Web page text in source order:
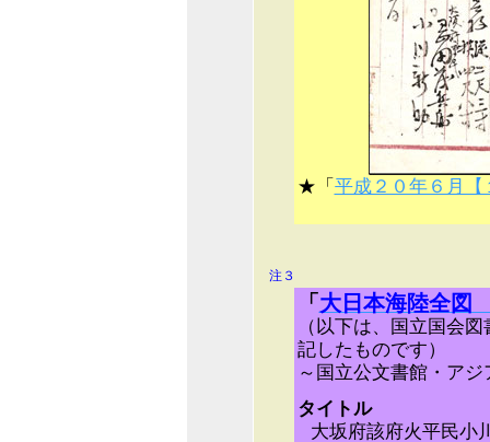
★「 平成２０年６月【
注３
「 大日本海陸全図
（以下は、国立国会
記したものです）
～国立公文書館・ア
タイトル
大坂府該府火平民